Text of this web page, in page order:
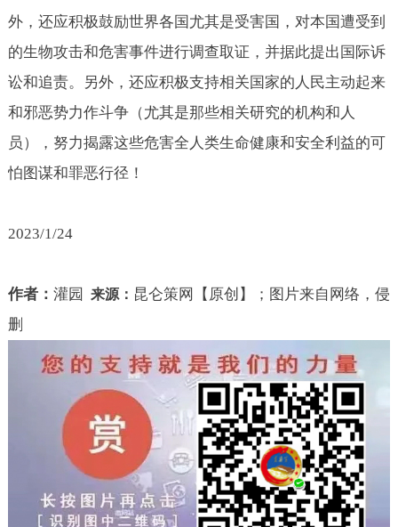
外，还应积极鼓励世界各国尤其是受害国，对本国遭受到
的生物攻击和危害事件进行调查取证，并据此提出国际诉
讼和追责。另外，还应积极支持相关国家的人民主动起来
和邪恶势力作斗争（尤其是那些相关研究的机构和人
员），努力揭露这些危害全人类生命健康和安全利益的可
怕图谋和罪恶行径！
2023/1/24
作者： 灌园 来源： 昆仑策网【原创】；图片来自网络，侵
删